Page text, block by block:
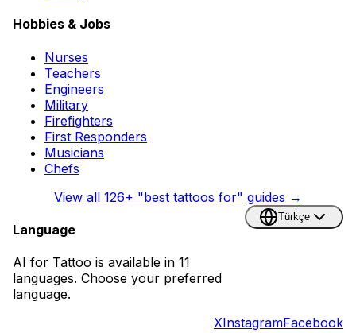
Hobbies & Jobs
Nurses
Teachers
Engineers
Military
Firefighters
First Responders
Musicians
Chefs
View all 126+ "best tattoos for" guides →
Language
AI for Tattoo is available in 11
languages. Choose your preferred
language.
Türkçe
XInstagramFacebook